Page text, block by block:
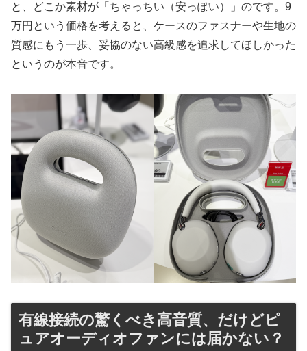
と、どこか素材が「ちゃっちい（安っぽい）」のです。9
万円という価格を考えると、ケースのファスナーや生地の
質感にもう一歩、妥協のない高級感を追求してほしかった
というのが本音です。
有線接続の驚くべき高音質、だけどピ
ュアオーディオファンには届かない？